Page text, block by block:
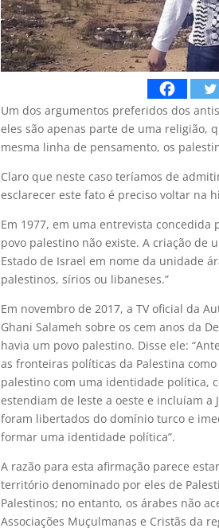
Um dos argumentos preferidos dos
eles são apenas parte de uma religião,
mesma linha de pensamento, os
Claro que neste caso teríamos de
esclarecer este fato é preciso voltar na
Em 1977, em uma entrevista
povo palestino não existe. A criação de
Estado de Israel em nome da unidade
palestinos, sírios ou libaneses.”
Em novembro de 2017, a TV oficial da
Ghani Salameh sobre os cem anos da
havia um povo palestino. Disse ele:
as fronteiras políticas da Palestina
palestino com uma identidade política,
estendiam de leste a oeste e incluíam a
foram libertados do domínio turco e
formar uma identidade política”.
A razão para esta afirmação parece
território denominado por eles de
Palestinos; no entanto, os árabes não
Associações Muçulmanas e Cristãs da